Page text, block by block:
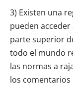
3) Existen una
pueden acceder
parte superior
todo el mundo
las normas a
los